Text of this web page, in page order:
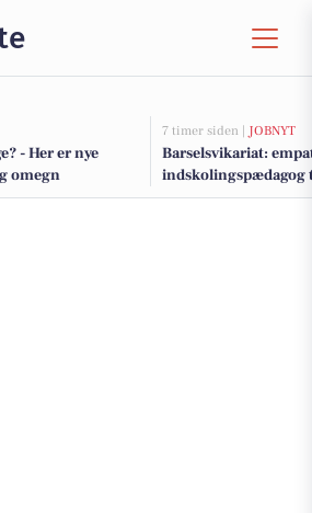
- Her er nye
omegn
7 timer siden | JOBNYT
Barselsvikariat:
indskolingspædagog
for autisme-elever i